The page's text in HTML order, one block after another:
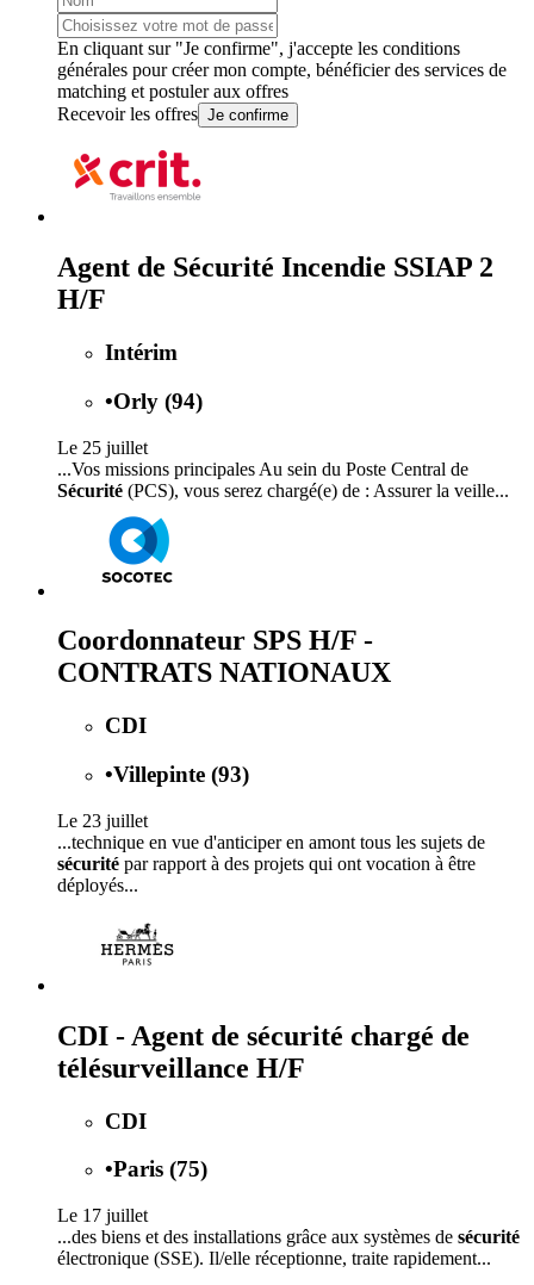
En cliquant sur "Je confirme", j'accepte les conditions
générales pour créer mon compte, bénéficier des services de
matching et postuler aux offres
Recevoir les offres Je confirme
Agent de Sécurité Incendie SSIAP 2
H/F
Intérim
•Orly (94)
Le 25 juillet
...Vos missions principales Au sein du Poste Central de
Sécurité (PCS), vous serez chargé(e) de : Assurer la veille...
Coordonnateur SPS H/F -
CONTRATS NATIONAUX
CDI
•Villepinte (93)
Le 23 juillet
...technique en vue d'anticiper en amont tous les sujets de
sécurité par rapport à des projets qui ont vocation à être
déployés...
CDI - Agent de sécurité chargé de
télésurveillance H/F
CDI
•Paris (75)
Le 17 juillet
...des biens et des installations grâce aux systèmes de sécurité
électronique (SSE). Il/elle réceptionne, traite rapidement...